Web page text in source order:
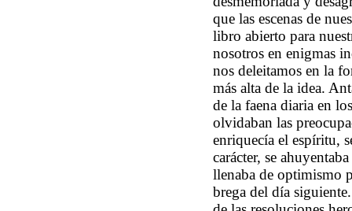
que las escenas de
libro abierto para
nosotros en enigmas
nos deleitamos en la
más alta de la idea.
de la faena diaria en
olvidaban las
enriquecía el espíritu,
carácter, se
llenaba de optimismo
brega del día